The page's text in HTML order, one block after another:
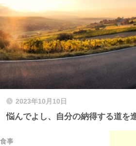
2023年10月10日
悩んでよし、自分の納得する道を